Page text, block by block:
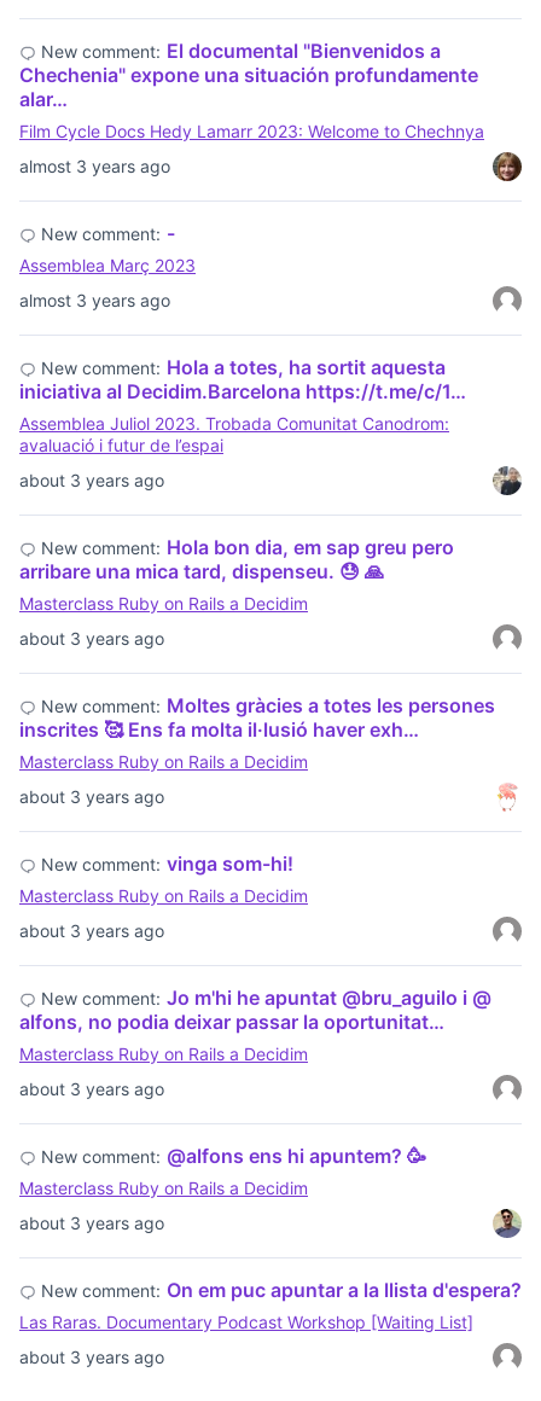
almost 3 years ago
New comment: El documental "Bienvenidos a
Chechenia" expone una situación profundamente
alar…
Film Cycle Docs Hedy Lamarr 2023: Welcome to Chechnya
almost 3 years ago
New comment: -
Assemblea Març 2023
about 3 years ago
New comment: Hola a totes, ha sortit aquesta
iniciativa al Decidim.Barcelona https://t.me/c/1…
Assemblea Juliol 2023. Trobada Comunitat Canodrom:
avaluació i futur de l’espai
about 3 years ago
New comment: Hola bon dia, em sap greu pero
arribare una mica tard, dispenseu. 😓 🙏
Masterclass Ruby on Rails a Decidim
about 3 years ago
New comment: Moltes gràcies a totes les persones
inscrites 🥰 Ens fa molta il·lusió haver exh…
Masterclass Ruby on Rails a Decidim
about 3 years ago
New comment: vinga som-hi!
Masterclass Ruby on Rails a Decidim
about 3 years ago
New comment: Jo m'hi he apuntat @bru_aguilo i @
alfons, no podia deixar passar la oportunitat…
Masterclass Ruby on Rails a Decidim
about 3 years ago
New comment: @alfons ens hi apuntem? 🥳
Masterclass Ruby on Rails a Decidim
about 3 years ago
New comment: On em puc apuntar a la llista d'espera?
Las Raras. Documentary Podcast Workshop [Waiting List]